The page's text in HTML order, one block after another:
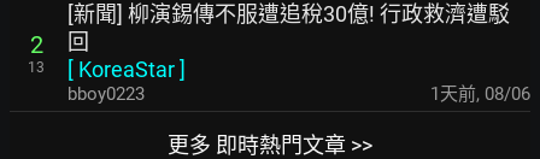
2
13
[新聞] 柳演錫傳不服遭追稅30億! 行政救濟遭駁
回
[ KoreaStar]
bboy0223 1天前, 08/06
更多 即時熱門文章 >>